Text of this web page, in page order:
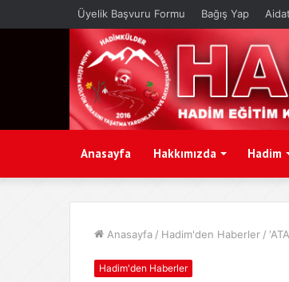
Üyelik Başvuru Formu Bağış Yap
Anasayfa Hakkımızda Hadim
Anasayfa / Hadim'den Haberler /
Hadim'den Haberler